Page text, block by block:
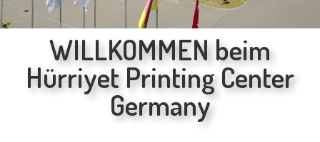
WILLKOMMEN beim
Hürriyet Printing Center
Germany